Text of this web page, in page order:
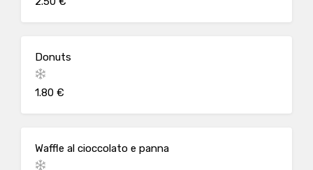
Donuts
1.80 €
Waffle al cioccolato e panna